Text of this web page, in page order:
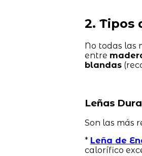
2. Tipos
No todas las
entre
blandas
Leñas
Son las más
* Leña de
calorífico